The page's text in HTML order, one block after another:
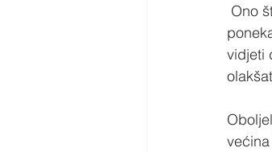
Ono
vidjeti